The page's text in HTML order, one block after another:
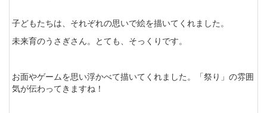
子どもたちは、それぞれの思いで絵を描いてくれました。
未来育のうさぎさん。とても、そっくりです。
お面やゲームを思い浮かべて描いてくれました。「祭り」の雰囲
気が伝わってきますね！